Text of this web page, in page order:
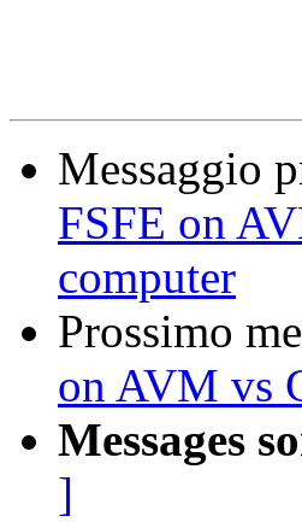
Messaggio
FSFE on
computer
Prossimo
on AVM vs
Messages
]